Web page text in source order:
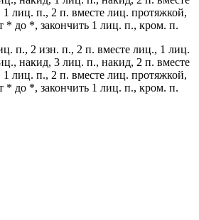
лиц. п., 2 п. вместе лиц. протяжкой,
* до *, закончить 1 лиц. п., кром. п.
п., 2 изн. п., 2 п. вместе лиц., 1 лиц.
накид, 3 лиц. п., накид, 2 п. вместе
лиц. п., 2 п. вместе лиц. протяжкой,
* до *, закончить 1 лиц. п., кром. п.